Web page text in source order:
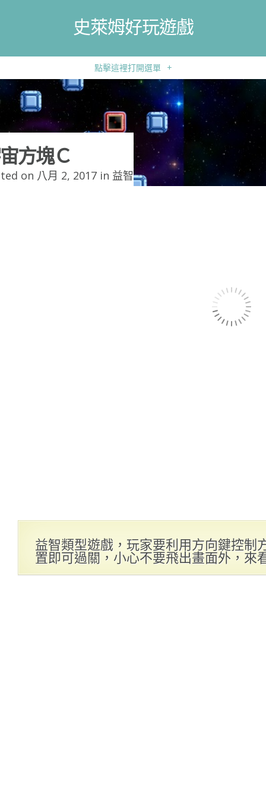
史萊姆好玩遊戲
點擊這裡打開選單 +
方塊Ｃ
on 八月 2, 2017 in 益智
益智類型遊戲，玩家要利用方向鍵控制
置即可過關，小心不要飛出畫面外，來